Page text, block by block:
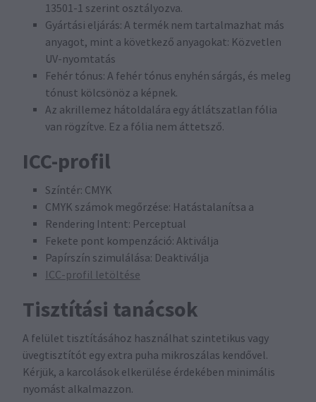
13501-1 szerint osztályozva.
Gyártási eljárás: A termék nem tartalmazhat más
anyagot, mint a következő anyagokat: Közvetlen
UV-nyomtatás
Fehér tónus: A fehér tónus enyhén sárgás, és meleg
tónust kölcsönöz a képnek.
Az akrillemez hátoldalára egy átlátszatlan fólia
van rögzítve. Ez a fólia nem áttetsző.
ICC-profil
Színtér: CMYK
CMYK számok megőrzése: Hatástalanítsa a
Rendering Intent: Perceptual
Fekete pont kompenzáció: Aktiválja
Papírszín szimulálása: Deaktiválja
ICC-profil letöltése
Tisztítási tanácsok
A felület tisztításához használhat szintetikus vagy
üvegtisztítót egy extra puha mikroszálas kendővel.
Kérjük, a karcolások elkerülése érdekében minimális
nyomást alkalmazzon.